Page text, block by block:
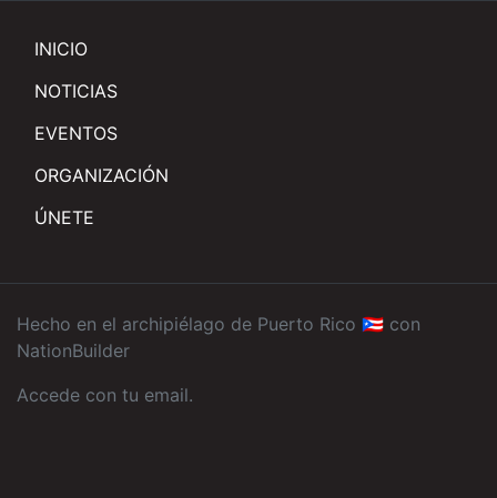
INICIO
NOTICIAS
EVENTOS
ORGANIZACIÓN
ÚNETE
Hecho en el archipiélago de Puerto Rico 🇵🇷 con
NationBuilder
Accede con tu email.